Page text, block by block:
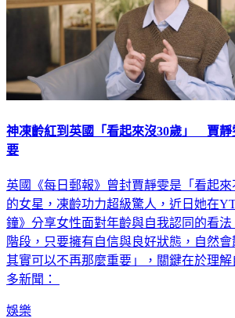
神凍齡紅到英國「看起來沒30歲」 賈靜
要
英國《每日郵報》曾封賈靜雯是「看起來
的女星，凍齡功力超級驚人，近日她在
鐘》分享女性面對年齡與自我認同的看
階段，只要擁有自信與良好狀態，自然
其實可以不再那麼重要」，關鍵在於理
多新聞：
娛樂